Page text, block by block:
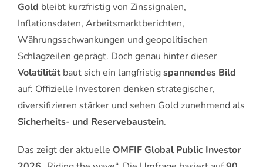
Gold bleibt kurzfristig von Zinssignalen,
Inflationsdaten, Arbeitsmarktberichten,
Währungsschwankungen und geopolitischen
Schlagzeilen geprägt. Doch genau hinter dieser
Volatilität baut sich ein langfristigspannendes Bild
auf: Offizielle Investoren denken strategischer,
diversifizieren stärker und sehen Gold zunehmend als
Sicherheits- und Reservebaustein.
Das zeigt der aktuelle OMFIF Global Public Investor